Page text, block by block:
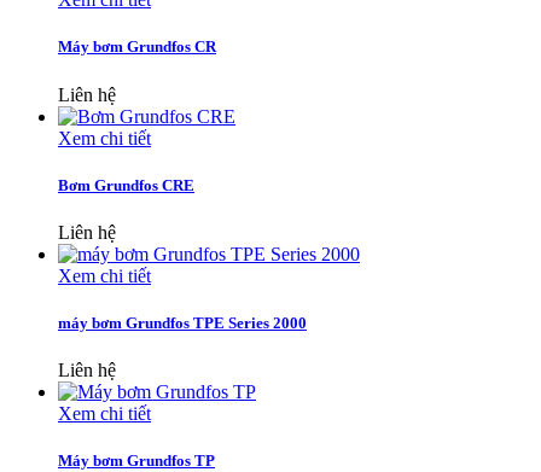
Máy bơm Grundfos CR
Liên hệ
Xem chi tiết
Bơm Grundfos CRE
Liên hệ
Xem chi tiết
máy bơm Grundfos TPE Series 2000
Liên hệ
Xem chi tiết
Máy bơm Grundfos TP